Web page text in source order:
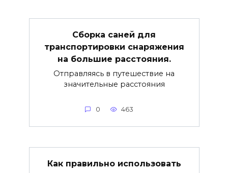
Сборка саней для
транспортировки снаряжения
на большие расстояния.
Отправляясь в путешествие на
значительные расстояния
0 463
Как правильно использовать